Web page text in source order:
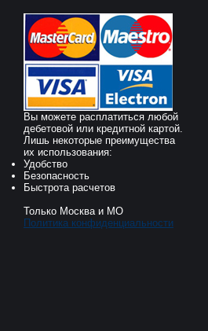
Вы можете расплатиться любой
дебетовой или кредитной картой.
Лишь некоторые преимущества
их использования:
Удобство
Безопасность
Быстрота расчетов
Только Москва и МО
Политика конфиденциальности